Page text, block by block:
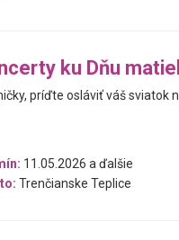
ku Dňu
príďte osláviť váš sviatok
11.05.2026 a ďalšie
Trenčianske Teplice